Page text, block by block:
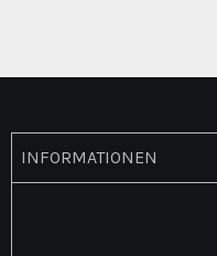
INFORMATIONEN